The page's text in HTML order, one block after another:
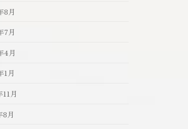
8月
7月
4月
1月
月
8月